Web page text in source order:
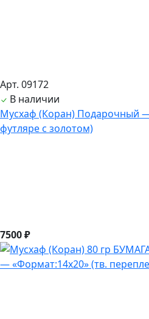
Арт. 09172
В наличии
Мусхаф (Коран) Подарочный
футляре с золотом)
7500 ₽